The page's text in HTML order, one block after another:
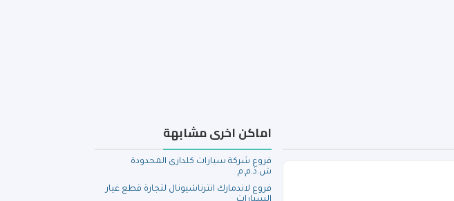
اماكن اخرى مشابهة
فروع شركة سيارات كلدارى المحدودة
ش.ذ.م.م
فروع لاندمارك انترناشيونال لتجارة قطع غيار